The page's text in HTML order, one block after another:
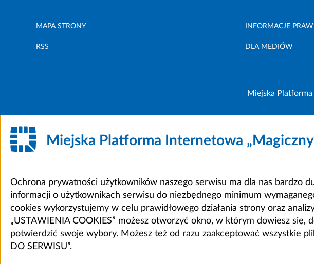
MAPA STRONY INFORMACJE
RSS DLA MEDIÓW
Miejska
Miejska Platforma Internetowa
Ochrona prywatności użytkowników naszego serwisu ma dla nas bardzo
informacji o użytkownikach serwisu do niezbędnego minimum
cookies wykorzystujemy w celu prawidłowego działania strony oraz
„USTAWIENIA COOKIES” możesz otworzyć okno, w którym dowiesz
potwierdzić swoje wybory. Możesz też od razu zaakceptować wszystkie
DO SERWISU”.